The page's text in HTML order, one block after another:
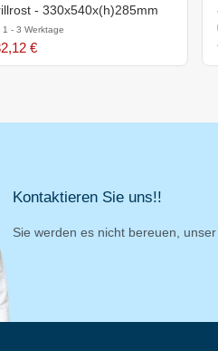
- 330x540x(h)285mm
1 - 3 Werktage
€
Kontaktieren Sie uns!!
Sie werden es nicht bereuen,